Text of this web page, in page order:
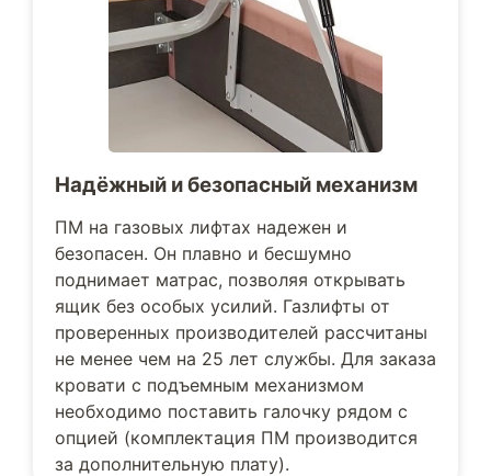
Надёжный и безопасный механизм
ПМ на газовых лифтах надежен и
безопасен. Он плавно и бесшумно
поднимает матрас, позволяя открывать
ящик без особых усилий. Газлифты от
проверенных производителей рассчитаны
не менее чем на 25 лет службы. Для заказа
кровати с подъемным механизмом
необходимо поставить галочку рядом с
опцией (комплектация ПМ производится
за дополнительную плату).